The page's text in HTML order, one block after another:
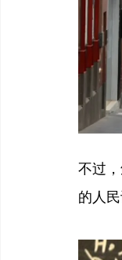
不过
的人